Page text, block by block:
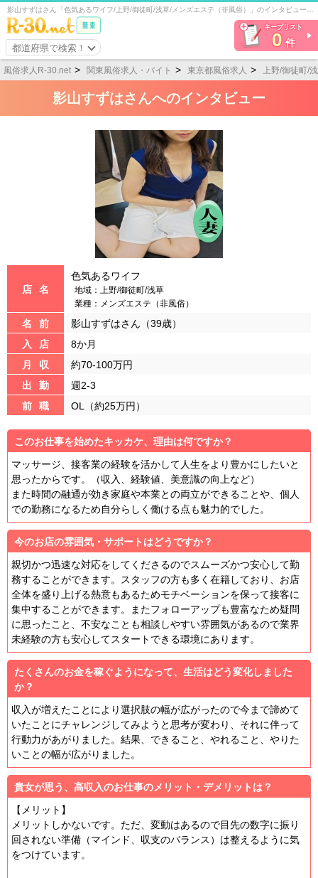
都道府県で検索！
キープリスト
0 件
風俗求人R-30.net 関東風俗求人・バイト 東京都風俗求人 上野/御徒町/
影山すずはさんへのインタビュー
店名
色気あるワイフ
地域：上野/御徒町/浅草
業種：メンズエステ（非風俗）
名前
影山すずはさん（39歳）
入店
8か月
月収
約70-100万円
出勤
週2-3
前職
OL（約25万円）
このお仕事を始めたキッカケ、理由は何ですか？
マッサージ、接客業の経験を活かして人生をより豊かにしたいと
思ったからです。（収入、経験値、美意識の向上など）
また時間の融通が効き家庭や本業との両立ができることや、個人
での勤務になるため自分らしく働ける点も魅力的でした。
今のお店の雰囲気・サポートはどうですか？
親切かつ迅速な対応をしてくださるのでスムーズかつ安心して勤
務することができます。スタッフの方も多く在籍しており、お店
全体を盛り上げる熱意もあるためモチベーションを保って接客に
集中することができます。またフォローアップも豊富なため疑問
に思ったこと、不安なことも相談しやすい雰囲気があるので業界
未経験の方も安心してスタートできる環境にあります。
たくさんのお金を稼ぐようになって、生活はどう変化しました
か？
収入が増えたことにより選択肢の幅が広がったので今まで諦めて
いたことにチャレンジしてみようと思考が変わり、それに伴って
行動力があがりました。結果、できること、やれること、やりた
いことの幅が広がりました。
貴女が思う、高収入のお仕事のメリット・デメリットは？
【メリット】
メリットしかないです。ただ、変動はあるので目先の数字に振り
回されない準備（マインド、収支のバランス）は整えるように気
をつけています。